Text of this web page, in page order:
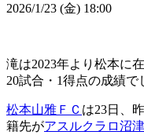
2026/1/23 (金) 18:00
滝は2023年より松本に
20試合・1得点の成績で
松本山雅ＦＣ は23日、
籍先がアスルクラロ沼津